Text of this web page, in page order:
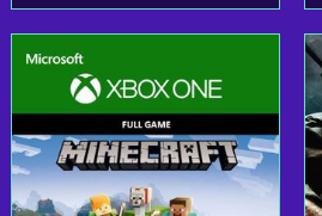
Ver ofertas